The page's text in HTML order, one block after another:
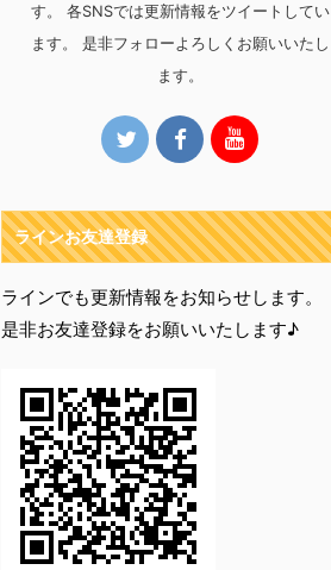
す。 各SNSでは更新情報をツイートしてい
ます。 是非フォローよろしくお願いいたし
ます。
ラインお友達登録
ラインでも更新情報をお知らせします。
是非お友達登録をお願いいたします♪